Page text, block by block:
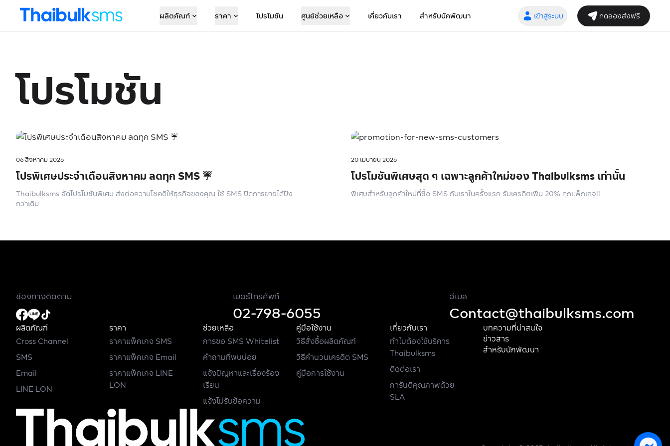
ผลิตภัณฑ์ ราคา โปรโมชัน ศูนย์ช่วยเหลือ เกี่ยวกับเรา สำหรับนักพัฒนา เข้าสู่ระบบ ทดลองส่งฟรี
โปรโมชัน
06 สิงหาคม 2026
โปรพิเศษประจำเดือนสิงหาคม ลดทุก SMS ☔️
Thaibulksms จัดโปรโมชันพิเศษ ส่งต่อความโชคดีให้ธุรกิจของคุณ ใช้ SMS ปิดการขายได้ปัง
กว่าเดิม
20 เมษายน 2026
โปรโมชันพิเศษสุด ๆ เฉพาะลูกค้าใหม่ของ Thaibulksms เท่านั้น
พิเศษสำหรับลูกค้าใหม่ที่ซื้อ SMS กับเราในครั้งแรก รับเครดิตเพิ่ม 20% ทุกแพ็กเกจ!!
ช่องทางติดตาม เบอร์โทรศัพท์
02-798-6055
อีเมล
Contact@thaibulksms.com
ผลิตภัณฑ์
Cross Channel
SMS
Email
LINE LON
ราคา
ราคาแพ็กเกจ SMS
ราคาแพ็กเกจ Email
ราคาแพ็กเกจ LINE
LON
ช่วยเหลือ
การขอ SMS Whitelist
คำถามที่พบบ่อย
แจ้งปัญหาและเรื่องร้อง
เรียน
แจ้งไม่รับข้อความ
คู่มือใช้งาน
วิธีสั่งซื้อผลิตภัณฑ์
วิธีคำนวนเครดิต SMS
คู่มือการใช้งาน
เกี่ยวกับเรา
ทำไมต้องใช้บริการ
Thaibulksms
ติดต่อเรา
การันตีคุณภาพด้วย
SLA
บทความที่น่าสนใจ
ข่าวสาร
สำหรับนักพัฒนา